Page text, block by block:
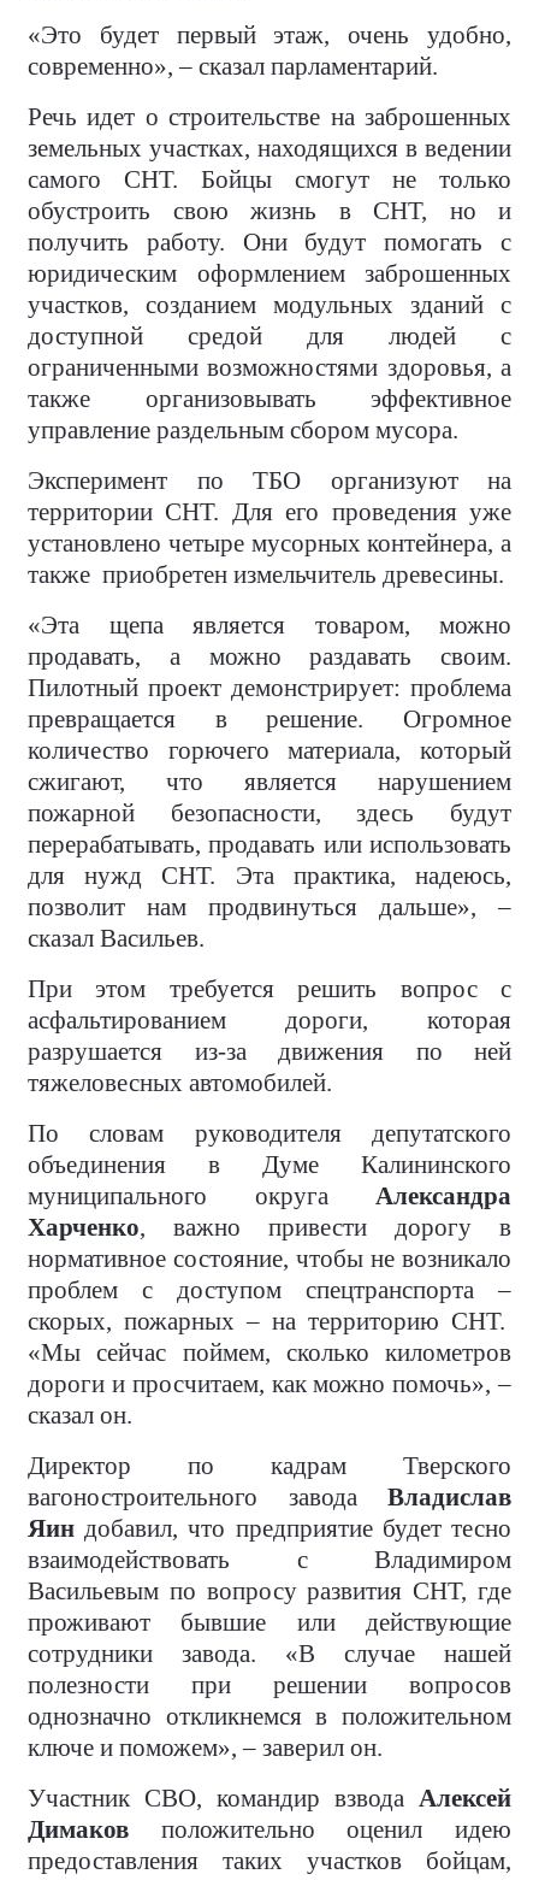
«Это будет первый этаж, очень удобно,
современно», – сказал парламентарий.
Речь идет о строительстве на заброшенных
земельных участках, находящихся в ведении
самого СНТ. Бойцы смогут не только
обустроить свою жизнь в СНТ, но и
получить работу. Они будут помогать с
юридическим оформлением заброшенных
участков, созданием модульных зданий с
доступной средой для людей с
ограниченными возможностями здоровья, а
также организовывать эффективное
управление раздельным сбором мусора.
Эксперимент по ТБО организуют на
территории СНТ. Для его проведения уже
установлено четыре мусорных контейнера, а
также приобретен измельчитель древесины.
«Эта щепа является товаром, можно
продавать, а можно раздавать своим.
Пилотный проект демонстрирует: проблема
превращается в решение. Огромное
количество горючего материала, который
сжигают, что является нарушением
пожарной безопасности, здесь будут
перерабатывать, продавать или использовать
для нужд СНТ. Эта практика, надеюсь,
позволит нам продвинуться дальше», –
сказал Васильев.
При этом требуется решить вопрос с
асфальтированием дороги, которая
разрушается из-за движения по ней
тяжеловесных автомобилей.
По словам руководителя депутатского
объединения в Думе Калининского
муниципального округа Александра
Харченко, важно привести дорогу в
нормативное состояние, чтобы не возникало
проблем с доступом спецтранспорта –
скорых, пожарных – на территорию СНТ.
«Мы сейчас поймем, сколько километров
дороги и просчитаем, как можно помочь», –
сказал он.
Директор по кадрам Тверского
вагоностроительного завода Владислав
Яин добавил, что предприятие будет тесно
взаимодействовать с Владимиром
Васильевым по вопросу развития СНТ, где
проживают бывшие или действующие
сотрудники завода. «В случае нашей
полезности при решении вопросов
однозначно откликнемся в положительном
ключе и поможем», – заверил он.
Участник СВО, командир взвода Алексей
Димаков положительно оценил идею
предоставления таких участков бойцам,